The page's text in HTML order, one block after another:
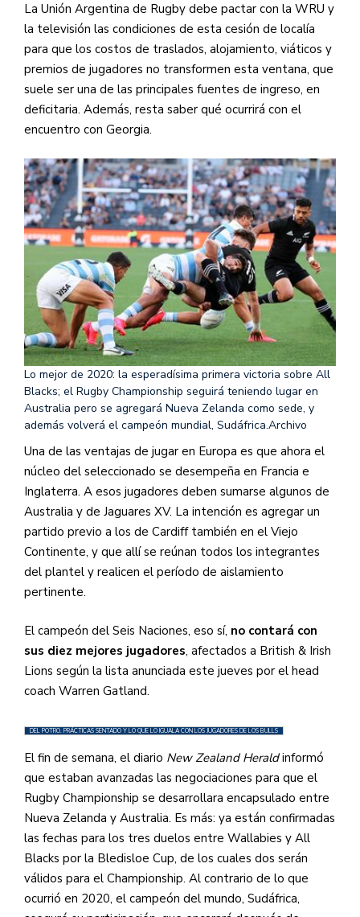
La Unión Argentina de Rugby debe pactar con la WRU y
la televisión las condiciones de esta cesión de localía
para que los costos de traslados, alojamiento, viáticos y
premios de jugadores no transformen esta ventana, que
suele ser una de las principales fuentes de ingreso, en
deficitaria. Además, resta saber qué ocurrirá con el
encuentro con Georgia.
Lo mejor de 2020: la esperadísima primera victoria sobre All
Blacks; el Rugby Championship seguirá teniendo lugar en
Australia pero se agregará Nueva Zelanda como sede, y
además volverá el campeón mundial, Sudáfrica.Archivo
Una de las ventajas de jugar en Europa es que ahora el
núcleo del seleccionado se desempeña en Francia e
Inglaterra. A esos jugadores deben sumarse algunos de
Australia y de Jaguares XV. La intención es agregar un
partido previo a los de Cardiff también en el Viejo
Continente, y que allí se reúnan todos los integrantes
del plantel y realicen el período de aislamiento
pertinente.
El campeón del Seis Naciones, eso sí, no contará con
sus diez mejores jugadores, afectados a British & Irish
Lions según la lista anunciada este jueves por el head
coach Warren Gatland.
DEL POTRO. PRÁCTICAS SENTADO Y LO QUE LO IGUALA CON LOS JUGADORES DE LOS BULLS
El fin de semana, el diario New Zealand Heraldinformó
que estaban avanzadas las negociaciones para que el
Rugby Championship se desarrollara encapsulado entre
Nueva Zelanda y Australia. Es más: ya están confirmadas
las fechas para los tres duelos entre Wallabies y All
Blacks por la Bledisloe Cup, de los cuales dos serán
válidos para el Championship. Al contrario de lo que
ocurrió en 2020, el campeón del mundo, Sudáfrica,